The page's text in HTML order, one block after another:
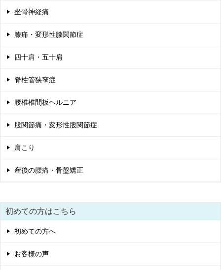
シ
坐骨神経痛
膝痛・変形性膝関節症
四十肩・五十肩
脊柱管狭窄症
腰椎椎間板ヘルニア
股関節痛・変形性股関節症
肩こり
産後の腰痛・骨盤矯正
初めての方はこちら
初めての方へ
お客様の声